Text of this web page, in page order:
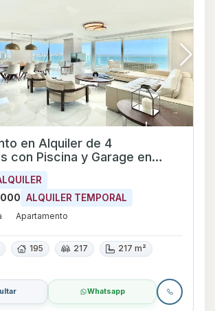
en Alquiler de 4
con Piscina y Garage en
Maldonado
ALQUILER TEMPORAL
Apartamento
195 217
217 m²
Whatsapp